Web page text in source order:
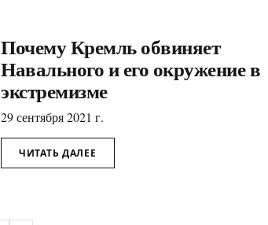
Почему Кремль обвиняет
Навального и его окружение в
экстремизме
29 сентября 2021 г.
ЧИТАТЬ ДАЛЕЕ